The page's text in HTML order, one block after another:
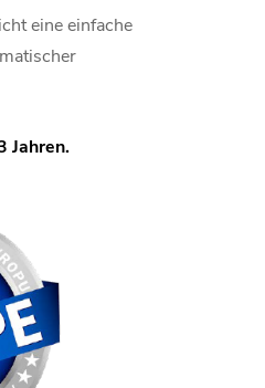
eine einfache
Jahren.